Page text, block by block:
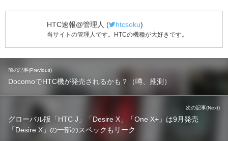
HTC速報@管理人 ( htcsoku)
当サイトの管理人です。HTCの機種が大好きです。
前の記事(Previous)
DocomoでHTC機が発売されるかも？（噂、推測）
次の記事(Next)
グローバル版「HTC J」「Desire X」「One X+」は9月発売
「Desire X」の一部のスペックもリーク